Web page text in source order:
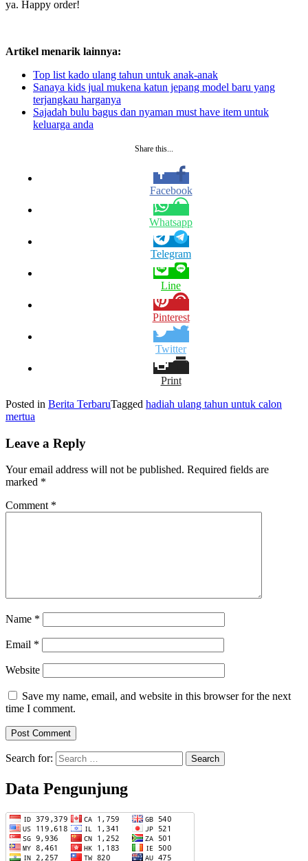
ya. Happy order!
Artikel menarik lainnya:
Top list kado ulang tahun untuk anak-anak
Sanaya kids jual mukena katun jepang model baru yang
terjangkau harganya
Sajadah bulu bagus dan nyaman must have item untuk
keluarga anda
Share this...
Facebook
Whatsapp
Telegram
Line
Pinterest
Twitter
Print
Posted in Berita TerbaruTagged hadiah ulang tahun untuk calon
mertua
Leave a Reply
Your email address will not be published. Required fields are
marked *
Comment *
Name *
Email *
Website
Save my name, email, and website in this browser for the next
time I comment.
Search for:
Data Pengunjung